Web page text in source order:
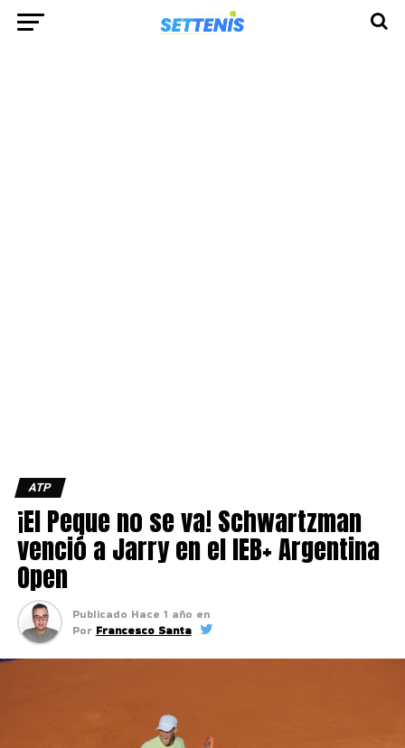
ATP
¡El Peque no se va! Schwartzman
venció a Jarry en el IEB+ Argentina
Open
Publicado Hace 1 año en
Por Francesco Santa